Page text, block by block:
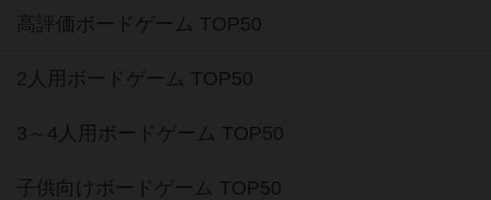
高評価ボードゲーム TOP50
2人用ボードゲーム TOP50
3～4人用ボードゲーム TOP50
子供向けボードゲーム TOP50